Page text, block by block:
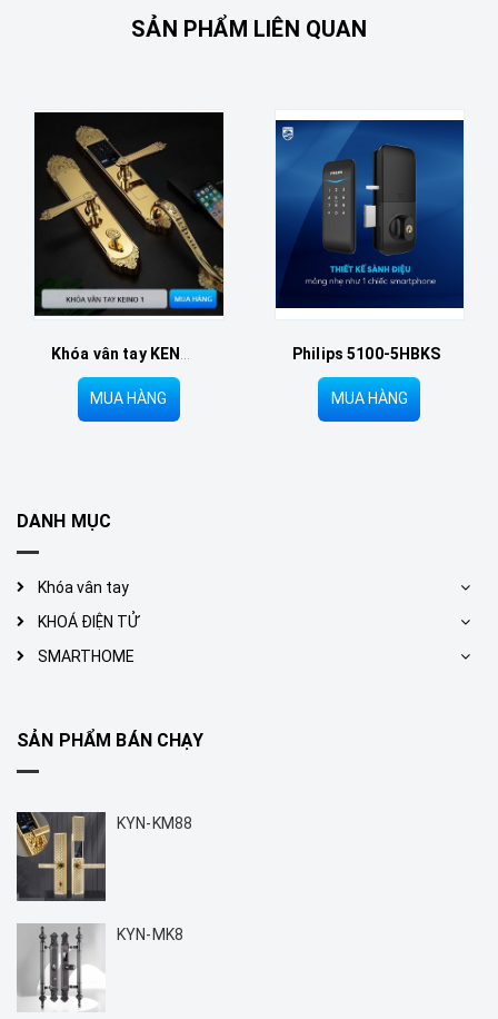
SẢN PHẨM LIÊN QUAN
MUA HÀNG
Philips 5100-5HBKS
MUA HÀNG
DANH MỤC
Khóa vân tay
KHOÁ ĐIỆN TỬ
SMARTHOME
SẢN PHẨM BÁN CHẠY
KYN-KM88
KYN-MK8